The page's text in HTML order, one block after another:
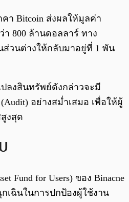
า Bitcoin ส่งผลให้มูลค่า
า 800 ล้านดอลลาร์ ทาง
ส่วนต่างให้กลับมาอยู่ที่ 1 พัน
ลงสินทรัพย์ดังกล่าวจะมี
อย่างสม่ำเสมอ เพื่อให้ผู้
งสุด
Fund for Users) ของ Binacne
เฉินในการปกป้องผู้ใช้งาน